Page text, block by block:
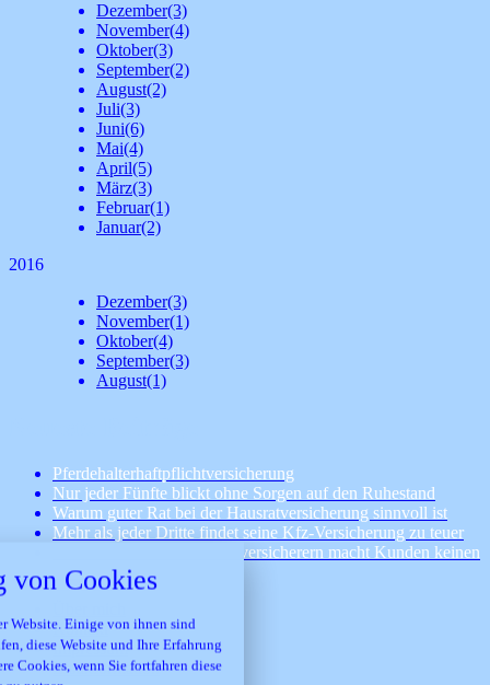
Dezember(3)
November(4)
Oktober(3)
September(2)
August(2)
Juli(3)
Juni(6)
Mai(4)
April(5)
März(3)
Februar(1)
Januar(2)
2016
Dezember(3)
November(1)
Oktober(4)
September(3)
August(1)
Pferdehalterhaftpflichtversicherung
Nur jeder Fünfte blickt ohne Sorgen auf den Ruhestand
Warum guter Rat bei der Hausratversicherung sinnvoll ist
Mehr als jeder Dritte findet seine Kfz-Versicherung zu teuer
Kommunikation mit Direktversicherern macht Kunden keinen
Spaß
Kontakt
Impressum
Erstinformation
von Cookies
Website. Einige von ihnen sind
diese Website und Ihre Erfahrung
Cookies, wenn Sie fortfahren diese
alle verwendeten Cookies und
Kategorien zu akzeptieren
Notwendig